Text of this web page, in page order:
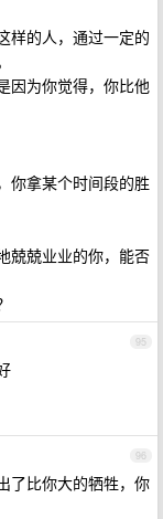
样的人，通过一定的
因为你觉得，你比他
你拿某个时间段的胜
兢兢业业的你，能否
95
96
了比你大的牺牲，你